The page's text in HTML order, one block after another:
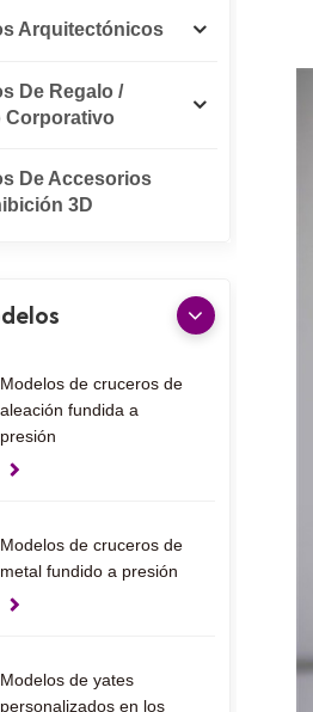
Arquitectónicos
De Regalo /
Corporativo
De Accesorios
3D
Modelos de cruceros de
aleación fundida a
presión
Modelos de cruceros de
metal fundido a presión
Modelos de yates
personalizados en los